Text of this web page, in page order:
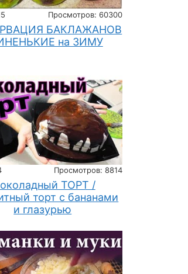
Просмотров: 60300
БАКЛАЖАНОВ
на ЗИМУ
Просмотров: 8814
ТОРТ /
торт с бананами
и глазурью